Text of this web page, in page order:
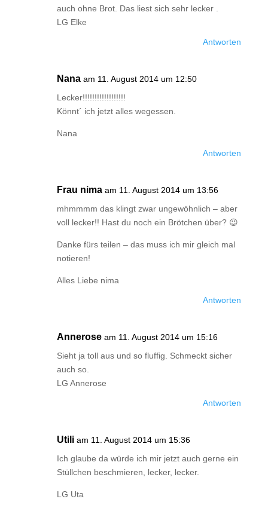
auch ohne Brot. Das liest sich sehr lecker .
LG Elke
Antworten
Nana am 11. August 2014 um 12:50
Lecker!!!!!!!!!!!!!!!!!!
Könnt´ ich jetzt alles wegessen.
Nana
Antworten
Frau nima am 11. August 2014 um 13:56
mhmmmm das klingt zwar ungewöhnlich – aber
voll lecker!! Hast du noch ein Brötchen über? 😉
Danke fürs teilen – das muss ich mir gleich mal
notieren!
Alles Liebe nima
Antworten
Annerose am 11. August 2014 um 15:16
Sieht ja toll aus und so fluffig. Schmeckt sicher
auch so.
LG Annerose
Antworten
Utili am 11. August 2014 um 15:36
Ich glaube da würde ich mir jetzt auch gerne ein
Stüllchen beschmieren, lecker, lecker.
LG Uta